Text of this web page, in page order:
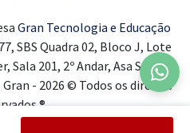
Gran Tecnologia e Educação
SBS Quadra 02, Bloco J, Lote
Sala 201, 2º Andar, Asa Sul,
Gran - 2026 © Todos os direitos
®